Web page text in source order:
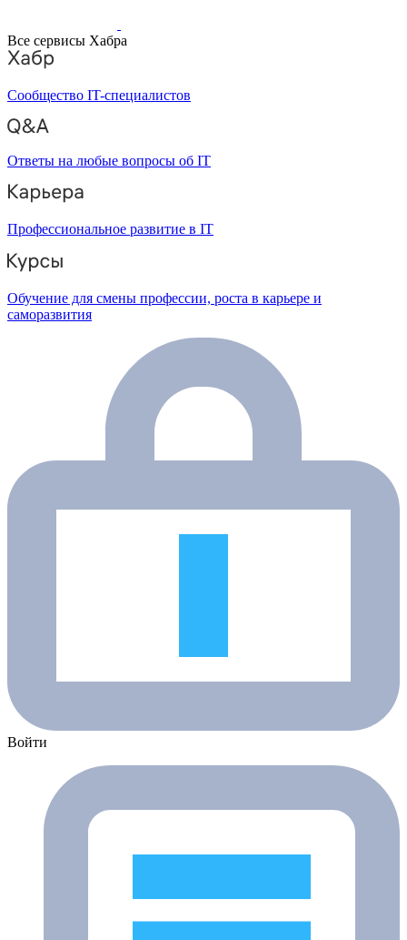
Все сервисы Хабра
Сообщество IT-специалистов
Ответы на любые вопросы об IT
Профессиональное развитие в IT
Обучение для смены профессии, роста в карьере и
саморазвития
Войти